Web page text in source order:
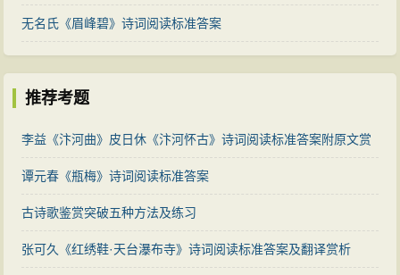
无名氏《眉峰碧》诗词阅读标准答案
推荐考题
李益《汴河曲》皮日休《汴河怀古》诗词阅读标准答案附原文赏
析
谭元春《瓶梅》诗词阅读标准答案
古诗歌鉴赏突破五种方法及练习
张可久《红绣鞋·天台瀑布寺》诗词阅读标准答案及翻译赏析